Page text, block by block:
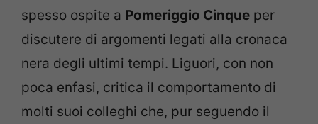
spesso ospite a Pomeriggio Cinque per
discutere di argomenti legati alla cronaca
nera degli ultimi tempi. Liguori, con non
poca enfasi, critica il comportamento di
molti suoi colleghi che, pur seguendo il